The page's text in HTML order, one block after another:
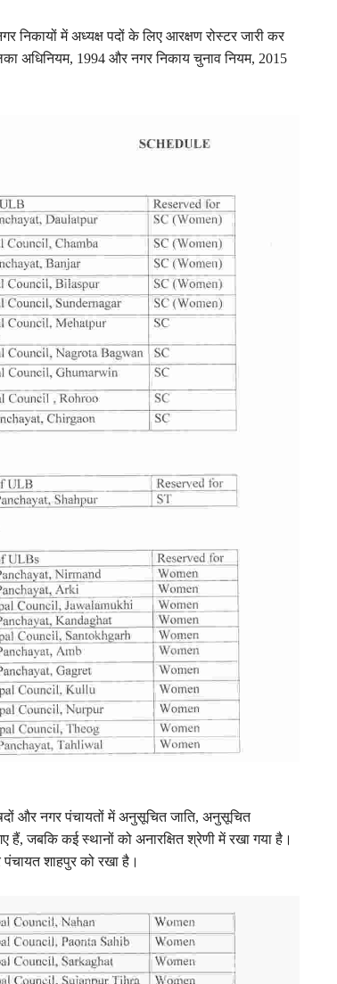
नेटवर्क
निकायों में अध्यक्ष पदों के लिए आरक्षण रोस्टर जारी कर
अधिनियम, 1994 और नगर निकाय चुनाव नियम, 2015
और नगर पंचायतों में अनुसूचित जाति, अनुसूचित
जबकि कई स्थानों को अनारक्षित श्रेणी में रखा गया है।
शाहपुर को रखा है।